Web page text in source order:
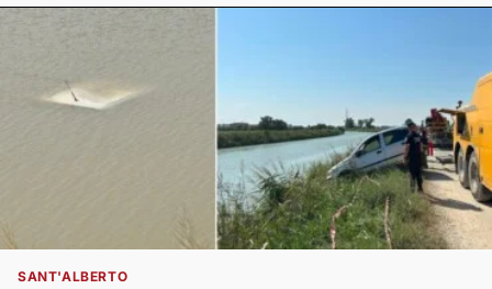
SANT'ALBERTO